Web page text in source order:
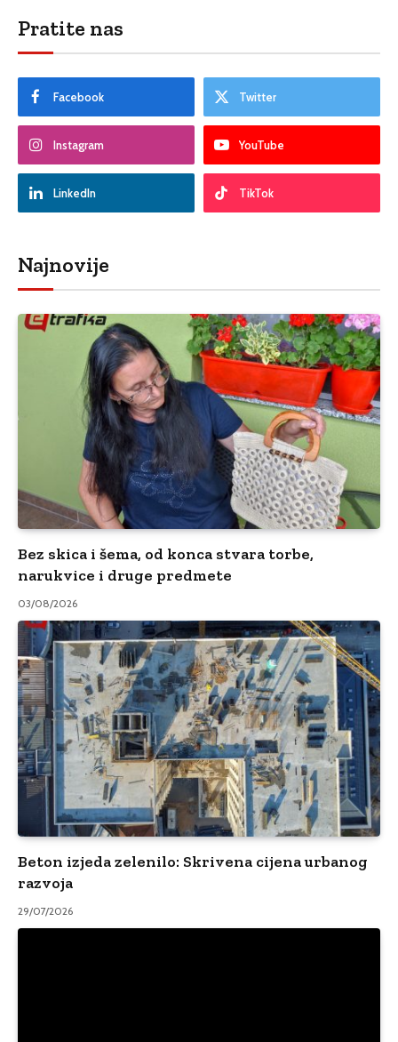
Pratite nas
Facebook Twitter
Instagram YouTube
LinkedIn TikTok
Najnovije
Bez skica i šema, od konca stvara torbe,
narukvice i druge predmete
03/08/2026
Beton izjeda zelenilo: Skrivena cijena urbanog
razvoja
29/07/2026